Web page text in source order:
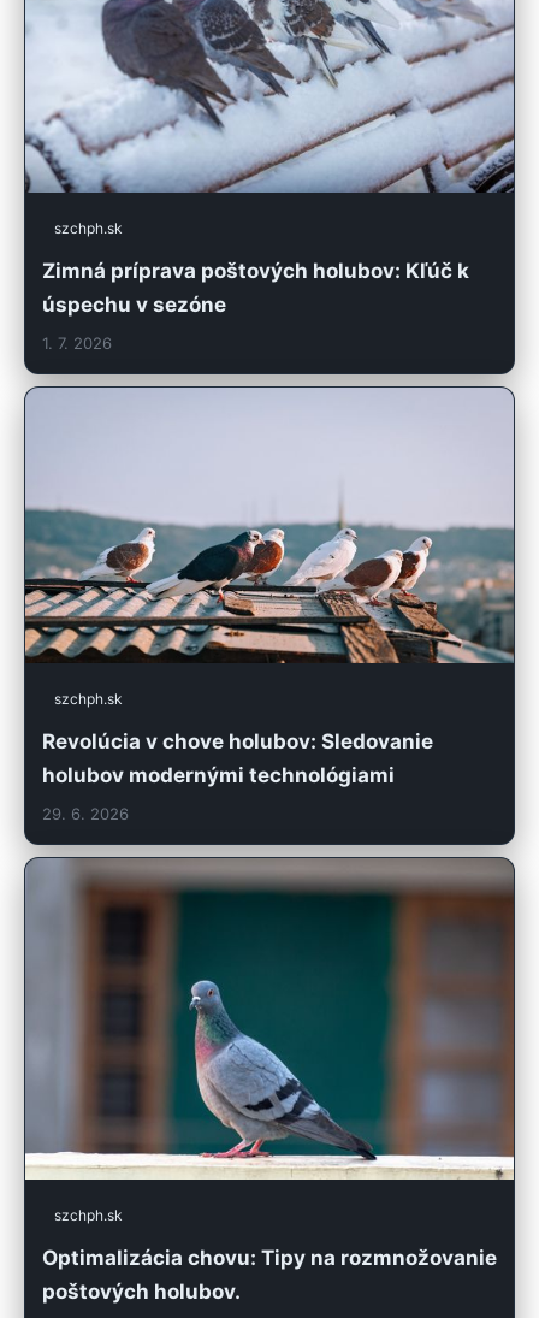
szchph.sk
Zimná príprava poštových holubov: Kľúč k
úspechu v sezóne
1. 7. 2026
szchph.sk
Revolúcia v chove holubov: Sledovanie
holubov modernými technológiami
29. 6. 2026
szchph.sk
Optimalizácia chovu: Tipy na rozmnožovanie
poštových holubov.